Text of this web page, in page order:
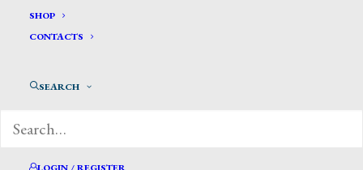
SHOP
CONTACTS
SEARCH